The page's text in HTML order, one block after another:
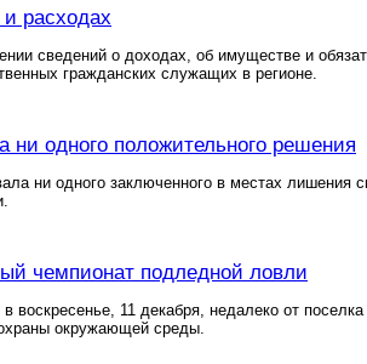
расходах
сведений о доходах, об имуществе и
гражданских служащих в регионе.
одного положительного решения
ни одного заключенного в местах лишения
чемпионат подледной ловли
11 декабря, недалеко от
окружающей среды.